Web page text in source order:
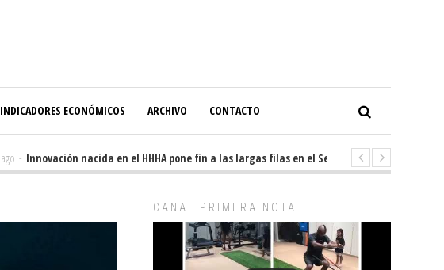
INDICADORES ECONÓMICOS ARCHIVO CONTACTO
- Innovación nacida en el HHHA pone fin a las largas filas en el Servicio de Imagenología
CANAL PRIMERA NOTA